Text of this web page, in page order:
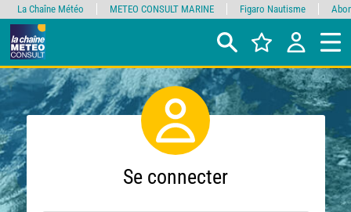
Se connecter
La Chaîne Météo METEO CONSULT MARINE Figaro Nautisme